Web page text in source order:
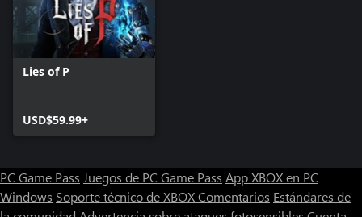
Lies of P
USD$59.99+
PC Game Pass Juegos de PC Game Pass App XBOX en PC
Windows Soporte técnico de XBOXComentarios Estándares de